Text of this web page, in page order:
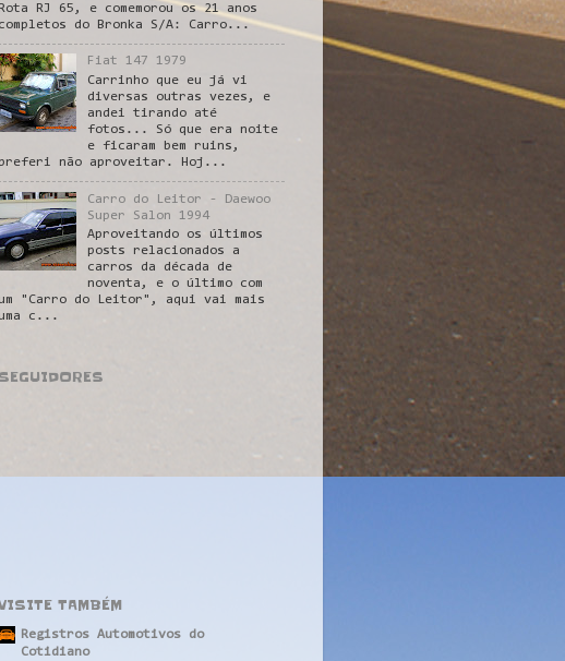
Rota RJ 65, e comemorou os 21 anos
completos do Bronka S/A: Carro...
Fiat 147 1979
Carrinho que eu já vi
diversas outras vezes, e
andei tirando até
fotos... Só que era noite
e ficaram bem ruins,
não aproveitar. Hoj...
Carro do Leitor - Daewoo
Super Salon 1994
Aproveitando os últimos
posts relacionados a
carros da década de
noventa, e o último com
um "Carro do Leitor", aqui vai mais
c...
SEGUIDORES
TAMBÉM
Registros Automotivos do
Cotidiano